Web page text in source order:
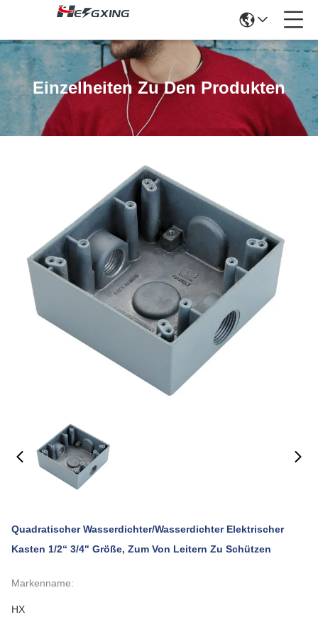
Einzelheiten Zu Den Produkten
Quadratischer Wasserdichter/wasserdichter Elektrischer
Kasten 1/2“ 3/4" Größe, Zum Von Leitern Zu Schützen
Markenname:
HX